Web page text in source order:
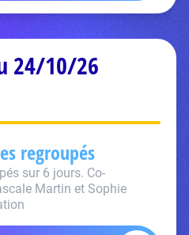
24/10/26
regroupés
sur 6 jours. Co-
Martin et Sophie